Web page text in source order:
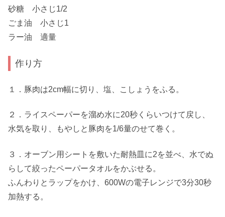
砂糖 小さじ1/2
ごま油 小さじ1
ラー油 適量
作り方
１．豚肉は2cm幅に切り、塩、こしょうをふる。
２．ライスペーパーを溜め水に20秒くらいつけて戻し、
水気を取り、もやしと豚肉を1/6量のせて巻く。
３．オーブン用シートを敷いた耐熱皿に2を並べ、水でぬ
らして絞ったペーパータオルをかぶせる。
ふんわりとラップをかけ、600Wの電子レンジで3分30秒
加熱する。